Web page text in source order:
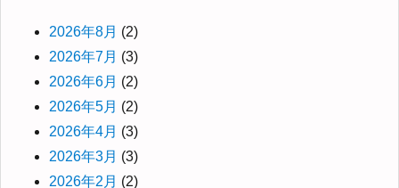
2026年8月 (2)
2026年7月 (3)
2026年6月 (2)
2026年5月 (2)
2026年4月 (3)
2026年3月 (3)
2026年2月 (2)